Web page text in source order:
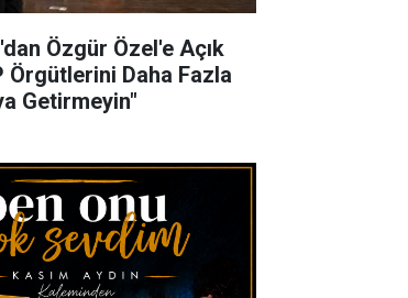
Özgür Özel'e Açık
Örgütlerini Daha Fazla
Getirmeyin"